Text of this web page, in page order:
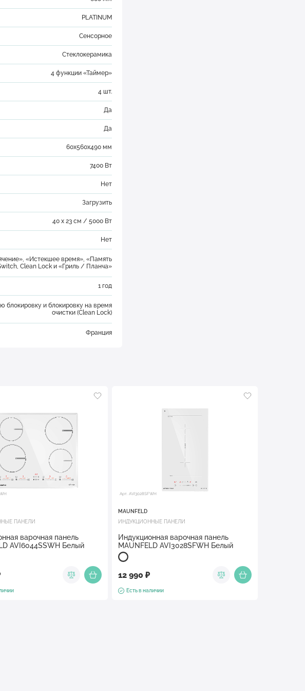
PLATINUM
Сенсорное
Стеклокерамика
4 функции «Таймер»
4 шт.
Да
Да
60х560х490 мм
7400 Вт
Нет
Загрузить
40 х 23 см / 5000 Вт
Нет
«Истекшее время», «Память
Clean Lock и «Гриль / Планча»
1 год
блокировку и блокировку на время
очистки (Clean Lock)
Франция
ПАНЕЛИ
варочная панель
AVI6044SSWH Белый
Арт. AVI3028SFWH
MAUNFELD
ИНДУКЦИОННЫЕ ПАНЕЛИ
Индукционная варочная панель
MAUNFELD AVI3028SFWH Белый
12 990 ₽
Есть в наличии